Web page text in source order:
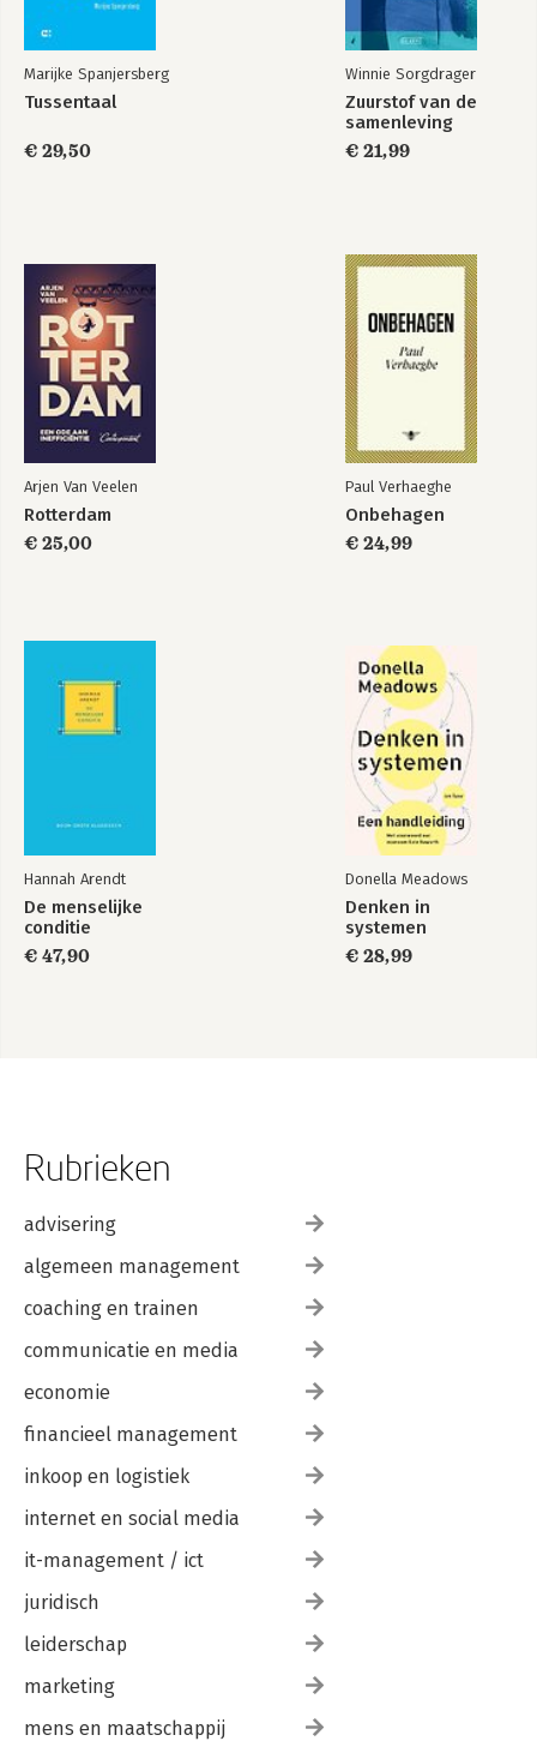
Trefwoordenregister
Dankwoord
De auteurs
Marijke Spanjersberg
Tussentaal
€ 29,50
Winnie Sorgdrager
Zuurstof van de
samenleving
€ 21,99
Arjen Van Veelen
Rotterdam
€ 25,00
Paul Verhaeghe
Onbehagen
€ 24,99
Hannah Arendt
De menselijke
conditie
€ 47,90
Donella Meadows
Denken in
systemen
€ 28,99
Rubrieken
advisering
algemeen management
coaching en trainen
communicatie en media
economie
financieel management
inkoop en logistiek
internet en social media
it-management / ict
juridisch
leiderschap
marketing
mens en maatschappij